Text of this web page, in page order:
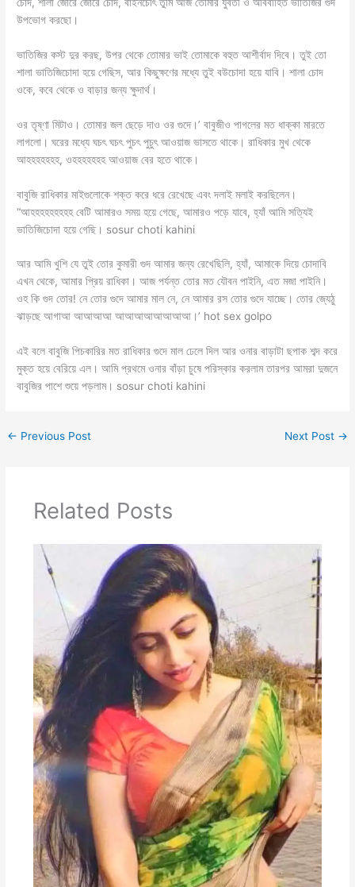
উপভোগ করছো।
ভাতিজির কস্ট দুর করছ, উপর থেকে তোমার ভাই তোমাকে বহুত আশীর্বাদ দিবে। তুই তো
শালা ভাতিজিচোদা হয়ে গেছিস, আর কিছুক্ষণের মধ্যে তুই বউচোদা হয়ে যাবি। শালা চোদ
ওকে, কবে থেকে ও বাড়ার জন্য ক্ষুদার্থ।
ওর তৃষ্ণা মিটাও। তোমার জল ছেড়ে দাও ওর গুদে।’ বাবুজীও পাগলের মত ধাক্কা মারতে
লাগলো। ঘরের মধ্যে ঘচৎ ঘচৎ পুচৎ পুচুৎ আওয়াজ ভাসতে থাকে। রাধিকার মুখ থেকে
আহহহহহহহ, ওহহহহহহহ আওয়াজ বের হতে থাকে।
বাবুজি রাধিকার মাইগুলোকে শক্ত করে ধরে রেখেছে এবং দলাই মলাই করছিলেন।
“আহহহহহহহহহ বেটি আমারও সময় হয়ে গেছে, আমারও পড়ে যাবে, হ্যাঁ আমি সত্যিই
ভাতিজিচোদা হয়ে গেছি। sosur choti kahini
আর আমি খুশি যে তুই তোর কুমারী গুদ আমার জন্য রেখেছিলি, হ্যাঁ, আমাকে দিয়ে চোদাবি
এখন থেকে, আমার প্রিয় রাধিকা। আজ পর্যন্ত তোর মত যৌবন পাইনি, এত মজা পাইনি।
ওহ কি গুদ তোর! নে তোর গুদে আমার মাল নে, নে আমার রস তোর গুদে যাচ্ছে। তোর জ্যেঠু
ঝাড়ছে আগাআ আআআআ আআআআআআআআ।’ hot sex golpo
এই বলে বাবুজি পিচকারির মত রাধিকার গুদে মাল ঢেলে দিল আর ওনার বাড়াটা ছপাক শব্দ করে
মুক্ত হয়ে বেরিয়ে এল। আমি প্রথমে ওনার বাঁড়া চুষে পরিস্কার করলাম তারপর আমরা দুজনে
বাবুজির পাশে শুয়ে পড়লাম। sosur choti kahini
← Previous Post Next Post →
Related Posts